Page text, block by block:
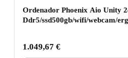
Ordenador Phoenix Aio Unity
Ddr5/ssd500gb/wifi/webcam/
1.049,67 €